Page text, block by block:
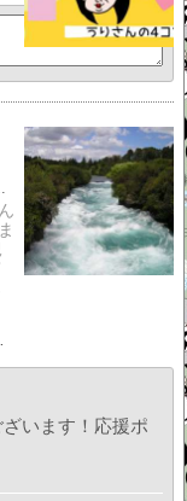
%e3%83%96%e3%83%ad%e3%82%b0/
います！応援ポ